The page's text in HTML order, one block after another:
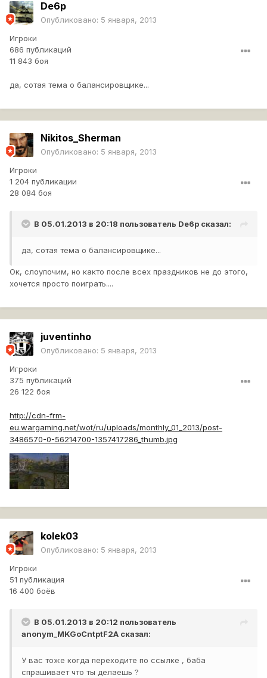
De6p
Опубликовано: 5 января, 2013
Игроки
686 публикаций
11 843 боя
да, сотая тема о балансировщике...
Nikitos_Sherman
Опубликовано: 5 января, 2013
Игроки
1 204 публикации
28 084 боя
В 05.01.2013 в 20:18 пользователь De6p сказал:
да, сотая тема о балансировщике...
Ок, слоупочим, но както после всех праздников не до этого,
хочется просто поиграть....
juventinho
Опубликовано: 5 января, 2013
Игроки
375 публикаций
26 122 боя
http://cdn-frm-
eu.wargaming.net/wot/ru/uploads/monthly_01_2013/post-
3486570-0-56214700-1357417286_thumb.jpg
kolek03
Опубликовано: 5 января, 2013
Игроки
51 публикация
16 400 боёв
В 05.01.2013 в 20:12 пользователь
anonym_MKGoCntptF2A сказал:
У вас тоже когда переходите по ссылке , баба
спрашивает что ты делаешь ?